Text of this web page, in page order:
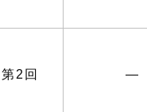
第2回 ―